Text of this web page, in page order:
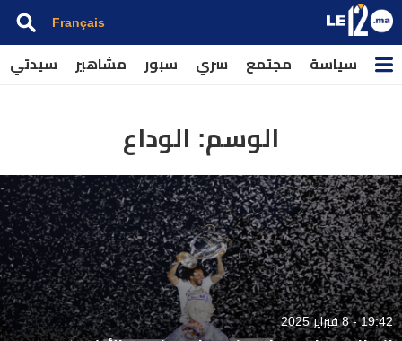
Français
سياسة مجتمع سري سبور مشاهير سيدتي
الوسم: الوداع
19:42 - 8 فبراير 2025